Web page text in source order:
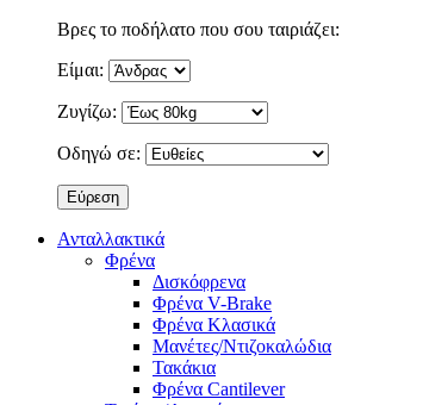
Βρες το ποδήλατο που σου ταιριάζει:
Είμαι:
Ζυγίζω:
Οδηγώ σε:
Ανταλλακτικά
Φρένα
Δισκόφρενα
Φρένα V-Brake
Φρένα Κλασικά
Μανέτες/Ντιζοκαλώδια
Τακάκια
Φρένα Cantilever